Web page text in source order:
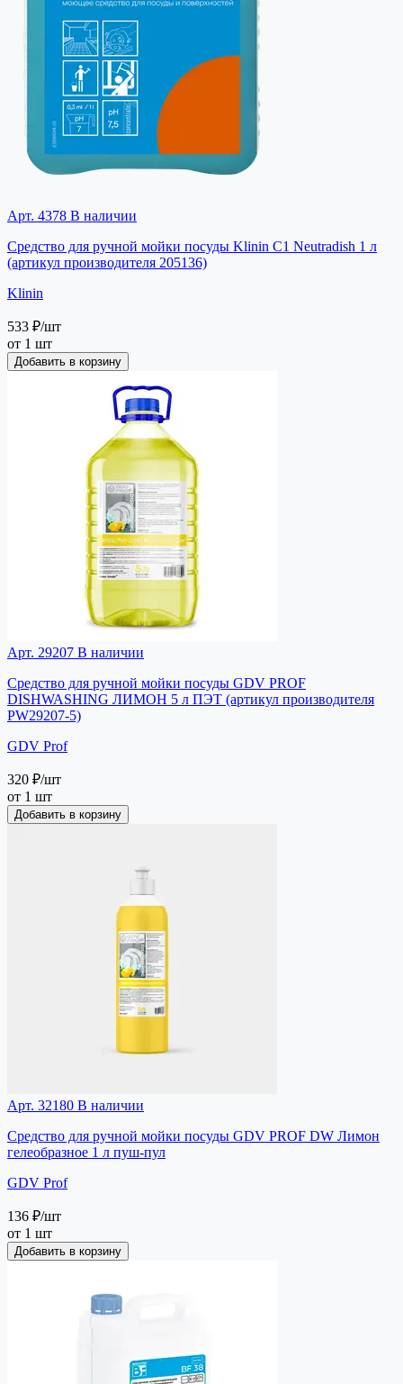
Арт. 4378 В наличии
Средство для ручной мойки посуды Klinin C1 Neutradish 1 л
(артикул производителя 205136)
Klinin
533 ₽/шт
от 1 шт
Добавить в корзину
Арт. 29207 В наличии
Средство для ручной мойки посуды GDV PROF
DISHWASHING ЛИМОН 5 л ПЭТ (артикул производителя
PW29207-5)
GDV Prof
320 ₽/шт
от 1 шт
Добавить в корзину
Арт. 32180 В наличии
Средство для ручной мойки посуды GDV PROF DW Лимон
гелеобразное 1 л пуш-пул
GDV Prof
136 ₽/шт
от 1 шт
Добавить в корзину